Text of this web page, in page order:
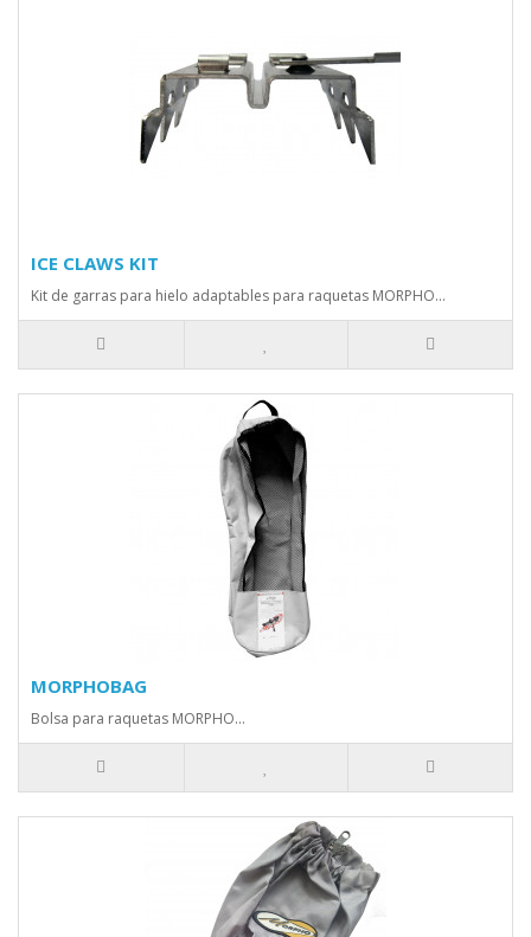
ICE CLAWS KIT
Kit de garras para hielo adaptables para raquetas MORPHO...
MORPHOBAG
Bolsa para raquetas MORPHO...